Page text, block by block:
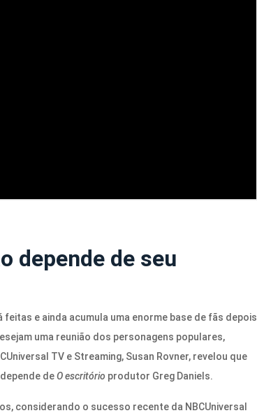
depende de seu
e ainda acumula uma enorme base de fãs depois
uma reunião dos personagens populares,
TV e Streaming, Susan Rovner, revelou que
deO escritório produtor Greg Daniels.
considerando o sucesso recente da NBCUniversal